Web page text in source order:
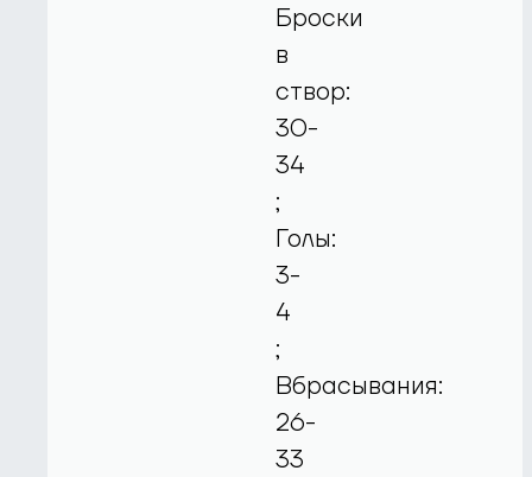
Броски
в
створ:
30-
34
;
Голы:
3-
4
;
Вбрасывания:
26-
33